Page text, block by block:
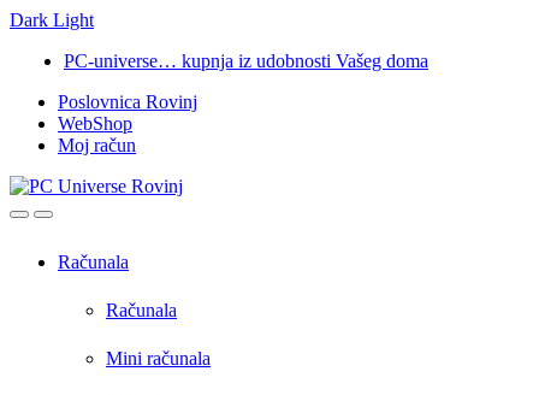
Dark Light
navigation
content
PC-universe… kupnja iz udobnosti Vašeg doma
Poslovnica Rovinj
WebShop
Moj račun
OpenClose
Računala
Računala
Mini računala